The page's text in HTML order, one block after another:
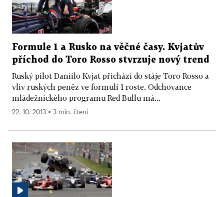
Formule 1 a Rusko na věčné časy. Kvjatův
příchod do Toro Rosso stvrzuje nový trend
Ruský pilot Daniilo Kvjat přichází do stáje Toro Rosso a
vliv ruských peněz ve formuli 1 roste. Odchovance
mládežnického programu Red Bullu má...
22. 10. 2013 ▪ 3 min. čtení